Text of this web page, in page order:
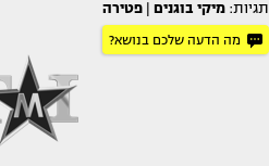
תגיות: מיקי בוגנים פטירה
מה הדעה שלכם בנושא?